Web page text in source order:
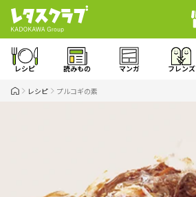
レシピ 読みもの マンガ フレンズ
レシピ プルコギの素